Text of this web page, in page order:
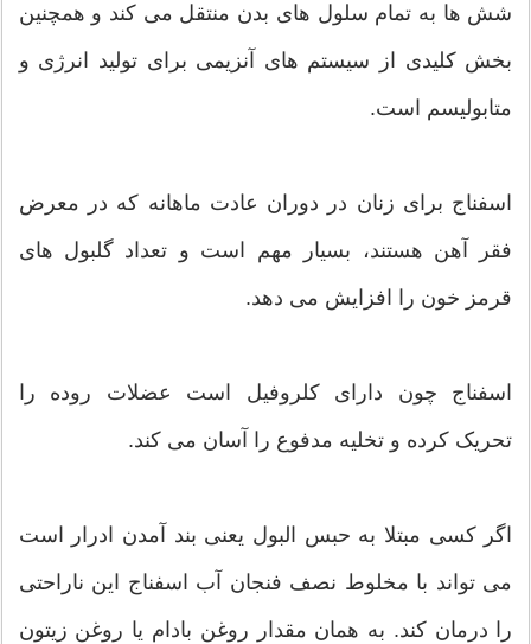
شش ها به تمام سلول های بدن منتقل می کند و همچنین
بخش کلیدی از سیستم های آنزیمی برای تولید انرژی و
متابولیسم است.
اسفناج برای زنان در دوران عادت ماهانه که در معرض
فقر آهن هستند، بسیار مهم است و تعداد گلبول های
قرمز خون را افزایش می دهد.
اسفناج چون دارای کلروفیل است عضلات روده را
تحریک کرده و تخلیه مدفوع را آسان می کند.
اگر کسی مبتلا به حبس البول یعنی بند آمدن ادرار است
می تواند با مخلوط نصف فنجان آب اسفناج این ناراحتی
را درمان کند. به همان مقدار روغن بادام یا روغن زیتون